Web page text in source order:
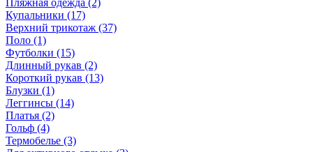
Пляжная одежда (2)
Купальники (17)
Верхний трикотаж (37)
Поло (1)
Футболки (15)
Длинный рукав (2)
Короткий рукав (13)
Блузки (1)
Леггинсы (14)
Платья (2)
Гольф (4)
Термобелье (3)